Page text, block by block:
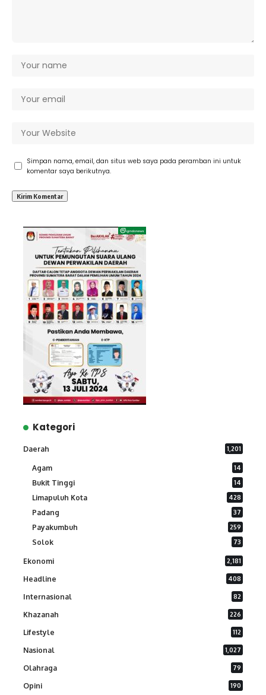
Simpan nama, email, dan situs web saya pada peramban ini untuk
komentar saya berikutnya.
Kategori
Daerah 1,201
Agam 14
Bukit Tinggi 14
Limapuluh Kota 428
Padang 37
Payakumbuh 259
Solok 73
Ekonomi 2,181
Headline 408
Internasional 82
Khazanah 226
Lifestyle 112
Nasional 1,027
Olahraga 79
Opini 190